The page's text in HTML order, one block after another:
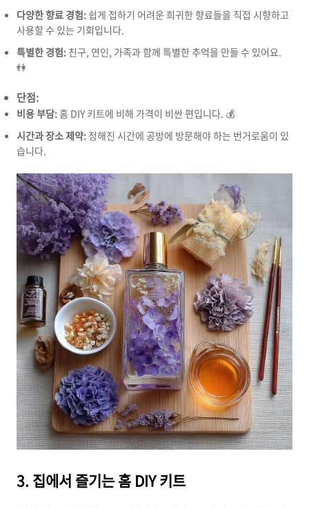
다양한 향료 경험: 쉽게 접하기 어려운 희귀한 향료들을 직접 시향하고
사용할 수 있는 기회입니다.
특별한 경험: 친구, 연인, 가족과 함께 특별한 추억을 만들 수 있어요.
👫
단점:
비용 부담:홈 DIY 키트에 비해 가격이 비싼 편입니다. 💰
시간과 장소 제약: 정해진 시간에 공방에 방문해야 하는 번거로움이 있
습니다.
3. 집에서 즐기는 홈 DIY 키트